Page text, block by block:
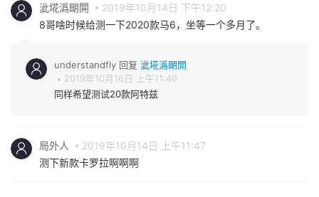
泚埖潙朙閞
2019年10月14日 下午12:20
8哥啥时候给测一下2020款马6，坐等一个多月了。
understandfly 回复 泚埖潙朙閞
2019年10月16日 上午11:46
同样希望测试20款阿特兹
局外人
2019年10月14日 上午11:47
测下新款卡罗拉啊啊啊